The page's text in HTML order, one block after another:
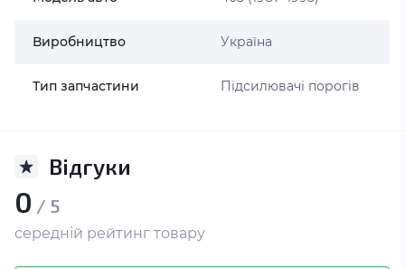
Виробництво Україна
Тип запчастини Підсилювачі порогів
Відгуки
0 / 5
середній рейтинг товару